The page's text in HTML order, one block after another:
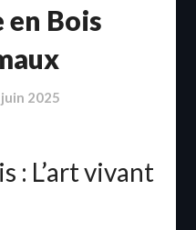
en Bois
2025
: L’art vivant